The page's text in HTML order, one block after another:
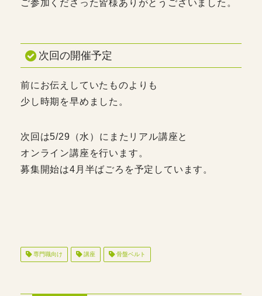
ご参加くださった皆様ありがとうございました。
次回の開催予定
前にお伝えしていたものよりも
少し時期を早めました。
次回は5/29（水）にまたリアル講座と
オンライン講座を行います。
募集開始は4月半ばごろを予定しています。
専門職向け 講座 骨盤ベルト